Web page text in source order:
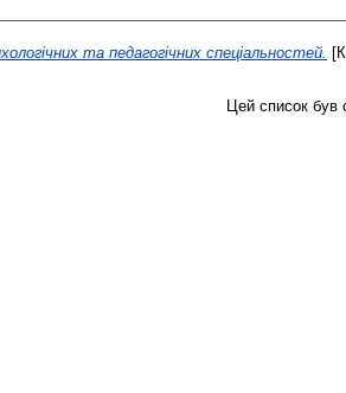
та педагогічних спеціальностей.
Цей список був